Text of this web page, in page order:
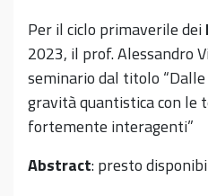
Per il ciclo primaverile dei
2023, il prof. Alessandro
seminario dal titolo
gravità quantistica con le
fortemente interagenti”
Abstract: presto